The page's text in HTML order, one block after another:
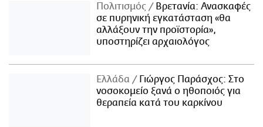
Πολιτισμός
Βρετανία: Ανασκαφές
σε πυρηνική εγκατάσταση «θα
αλλάξουν την προϊστορία»,
υποστηρίζει αρχαιολόγος
Ελλάδα
Γιώργος Παράσχος: Στο
νοσοκομείο ξανά ο ηθοποιός για
θεραπεία κατά του καρκίνου